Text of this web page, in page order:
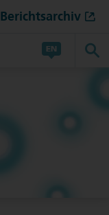
Berichtsarchiv